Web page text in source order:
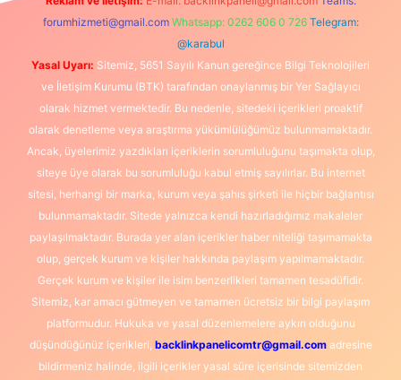
forumhizmeti@gmail.com Whatsapp: 0262 606 0 726 Telegram:
@karabul
Yasal Uyarı: Sitemiz, 5651 Sayılı Kanun gereğince Bilgi Teknolojileri
ve İletişim Kurumu (BTK) tarafından onaylanmış bir Yer Sağlayıcı
olarak hizmet vermektedir. Bu nedenle, sitedeki içerikleri proaktif
olarak denetleme veya araştırma yükümlülüğümüz bulunmamaktadır.
Ancak, üyelerimiz yazdıkları içeriklerin sorumluluğunu taşımakta olup,
siteye üye olarak bu sorumluluğu kabul etmiş sayılırlar. Bu internet
sitesi, herhangi bir marka, kurum veya şahıs şirketi ile hiçbir bağlantısı
bulunmamaktadır. Sitede yalnızca kendi hazırladığımız makaleler
paylaşılmaktadır. Burada yer alan içerikler haber niteliği taşımamakta
olup, gerçek kurum ve kişiler hakkında paylaşım yapılmamaktadır.
Gerçek kurum ve kişiler ile isim benzerlikleri tamamen tesadüfidir.
Sitemiz, kar amacı gütmeyen ve tamamen ücretsiz bir bilgi paylaşım
platformudur. Hukuka ve yasal düzenlemelere aykırı olduğunu
düşündüğünüz içerikleri, backlinkpanelicomtr@gmail.comadresine
bildirmeniz halinde, ilgili içerikler yasal süre içerisinde sitemizden